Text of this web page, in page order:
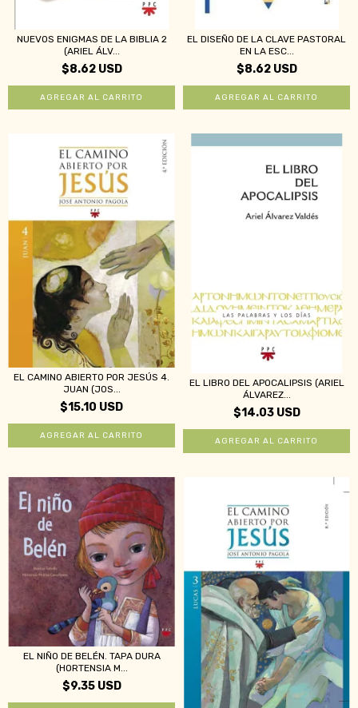
NUEVOS ENIGMAS DE LA BIBLIA 2
(ARIEL ÁLV...
$8.62 USD
EL DISEÑO DE LA CLAVE PASTORAL
EN LA ESC...
$8.62 USD
EL CAMINO ABIERTO POR JESÚS 4.
JUAN (JOS...
$15.10 USD
EL LIBRO DEL APOCALIPSIS (ARIEL
ÁLVAREZ...
$14.03 USD
EL NIÑO DE BELÉN. TAPA DURA
(HORTENSIA M...
$9.35 USD